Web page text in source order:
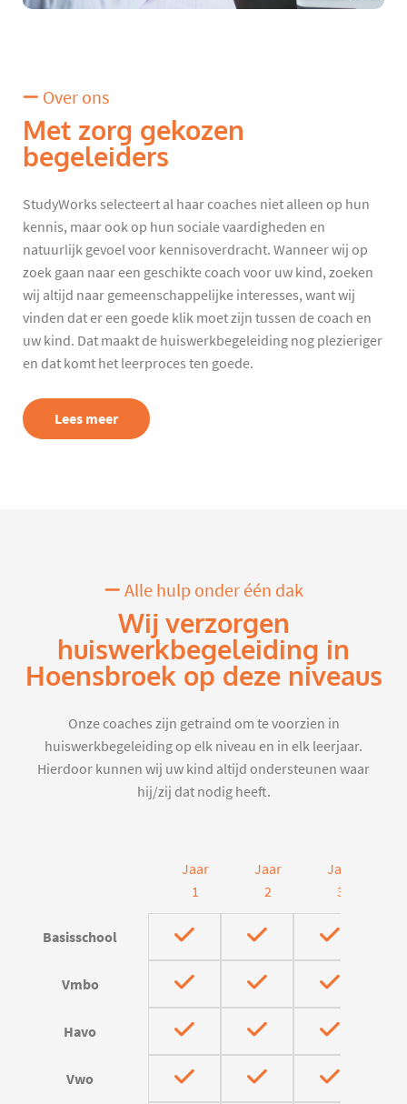
Over ons
Met zorg gekozen
begeleiders
StudyWorks selecteert al haar coaches niet alleen op hun
kennis, maar ook op hun sociale vaardigheden en
natuurlijk gevoel voor kennisoverdracht. Wanneer wij op
zoek gaan naar een geschikte coach voor uw kind, zoeken
wij altijd naar gemeenschappelijke interesses, want wij
vinden dat er een goede klik moet zijn tussen de coach en
uw kind. Dat maakt de huiswerkbegeleiding nog plezieriger
en dat komt het leerproces ten goede.
Lees meer
Alle hulp onder één dak
Wij verzorgen
huiswerkbegeleiding in
Hoensbroek op deze niveaus
Onze coaches zijn getraind om te voorzien in
huiswerkbegeleiding op elk niveau en in elk leerjaar.
Hierdoor kunnen wij uw kind altijd ondersteunen waar
hij/zij dat nodig heeft.
Jaar
1
Jaar
2
Jaar
3
Basisschool
Vmbo
Havo
Vwo